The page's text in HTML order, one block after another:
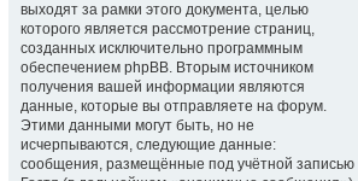
выходят за рамки этого документа, целью
которого является рассмотрение страниц,
созданных исключительно программным
обеспечением phpBB. Вторым источником
получения вашей информации являются
данные, которые вы отправляете на форум.
Этими данными могут быть, но не
исчерпываются, следующие данные:
сообщения, размещённые под учётной записью